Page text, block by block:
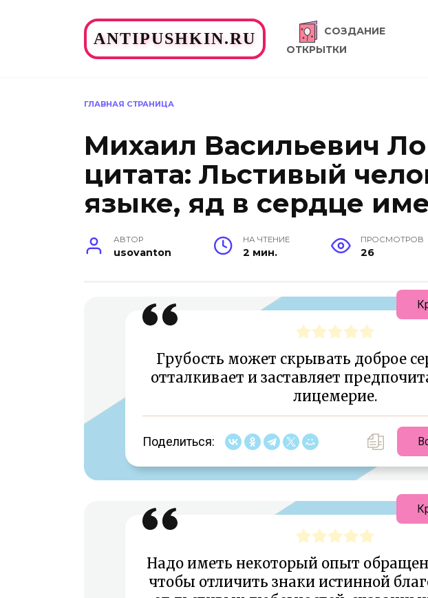
ANTIPUSHKIN.RU
СОЗДАНИЕ
ОТКРЫТКИ
ГЛАВНАЯ СТРАНИЦА
Михаил Васильевич
цитата: Льстивый
языке, яд в сердце
АВТОР
usovanton
НА ЧТЕНИЕ
2 мин.
ПРОСМОТРОВ
26
Грубость может скрывать доброе
отталкивает и заставляет
лицемерие.
Поделиться:
Надо иметь некоторый опыт
чтобы отличить знаки истинной